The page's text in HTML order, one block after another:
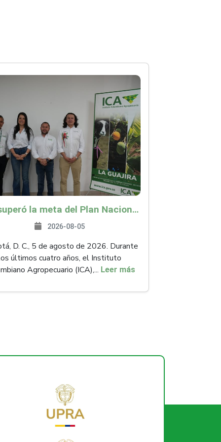
ICA superó la meta del Plan Nacional de Desarrollo y abrió 61 mercados internacionales
2026-08-05
D. C., 5 de agosto de 2026. Durante
últimos cuatro años, el Instituto
Agropecuario (ICA),... Leer más